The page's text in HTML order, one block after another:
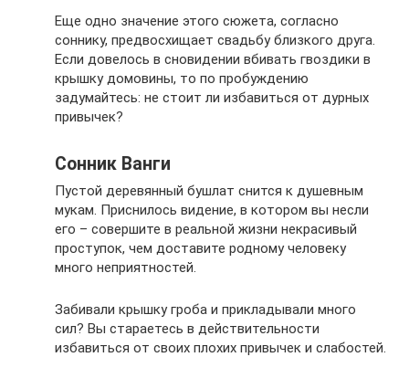
Еще одно значение этого сюжета, согласно
соннику, предвосхищает свадьбу близкого друга.
Если довелось в сновидении вбивать гвоздики в
крышку домовины, то по пробуждению
задумайтесь: не стоит ли избавиться от дурных
привычек?
Сонник Ванги
Пустой деревянный бушлат снится к душевным
мукам. Приснилось видение, в котором вы несли
его – совершите в реальной жизни некрасивый
проступок, чем доставите родному человеку
много неприятностей.
Забивали крышку гроба и прикладывали много
сил? Вы стараетесь в действительности
избавиться от своих плохих привычек и слабостей.